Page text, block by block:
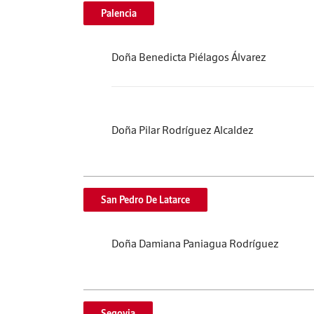
Palencia
Doña Benedicta Piélagos Álvarez
Doña Pilar Rodríguez Alcaldez
San Pedro De Latarce
Doña Damiana Paniagua Rodríguez